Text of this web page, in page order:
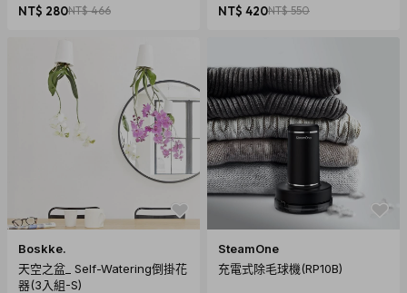
運、當地物流出貨、各國節假日、天氣與人為…等各方面不可
國際預購商品最新訊息內的狀態與到貨日期。因突發不可抗拒
之因素，致使預購商品無法如預計時間出貨，citiesocial將保
留取消您訂單的權利，取消後也將主動辦理退款事宜。
商品須知
1. 產品因拍攝關係顏色可能略有差異，實際以廠商出貨為主。
2. 商品情境照為示意用，僅商品主體不包含其他配件，請以規
格內容物為主。
NT$ 280NT$ 466 NT$ 420NT$ 550
Boskke.
天空之盆_ Self-Watering倒掛花
器(3入組-S)
SteamOne
充電式除毛球機(RP10B)